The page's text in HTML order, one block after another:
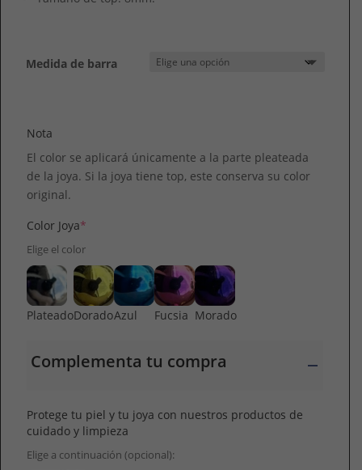
Medida de barra
Nota
El color se aplicará únicamente a la parte pleateada
de la joya. Si la joya tiene top, este conserva su color
original.
Color Joya*
Elige el color
PlateadoDoradoAzul Fucsia Morado
Complementa tu compra
Protege tu piel y tu joya con nuestros productos de
cuidado y limpieza
Elige a continuación (opcional):